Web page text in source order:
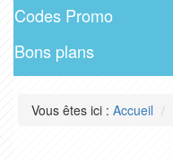
Codes Promo
Bons plans
Vous êtes ici : Accueil